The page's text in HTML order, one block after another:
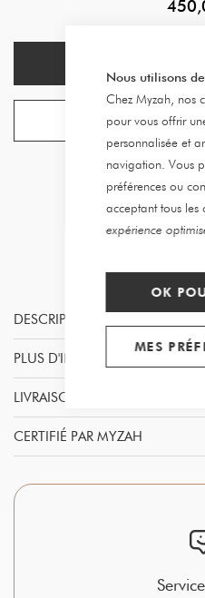
Nous utilisons
Chez Myzah, nos
pour vous offrir
personnalisée et
navigation. Vous
préférences ou
acceptant tous les
expérience
OK
MES
CRÉER
DESCRIPTION
PLUS D'INFORMATION
LIVRAISON & RETOURS
CERTIFIÉ PAR MYZAH